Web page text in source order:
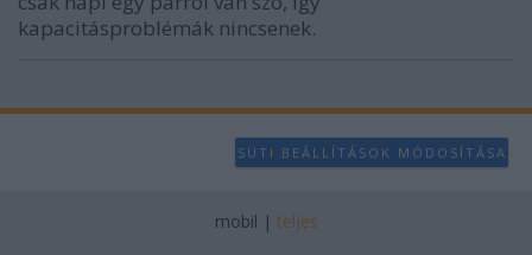
kapacitásproblémák nincsenek.
SÜTI BEÁLLÍTÁSOK MÓDOSÍTÁSA
mobil | teljes